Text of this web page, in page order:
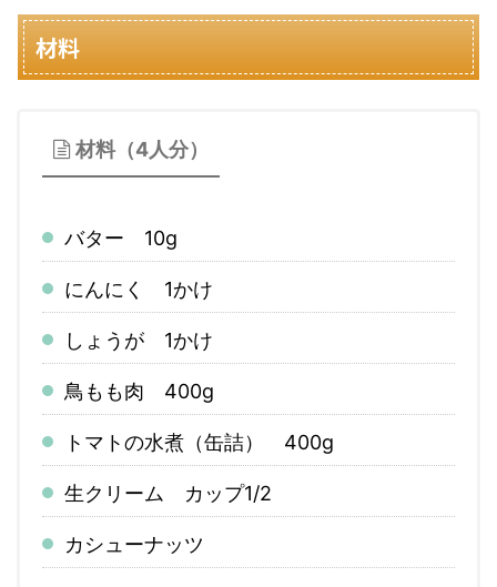
材料
材料（4人分）
バター 10g
にんにく 1かけ
しょうが 1かけ
鳥もも肉 400g
トマトの水煮（缶詰） 400g
生クリーム カップ1/2
カシューナッツ